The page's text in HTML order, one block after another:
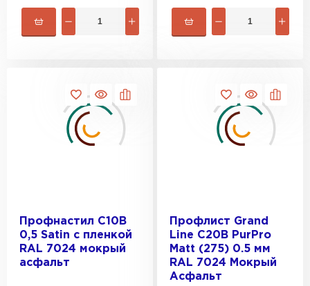
Профнастил С10В
0,5 Satin с пленкой
RAL 7024 мокрый
асфальт
Профлист Grand
Line С20В PurPro
Matt (275) 0.5 мм
RAL 7024 Мокрый
Асфальт
Шифер